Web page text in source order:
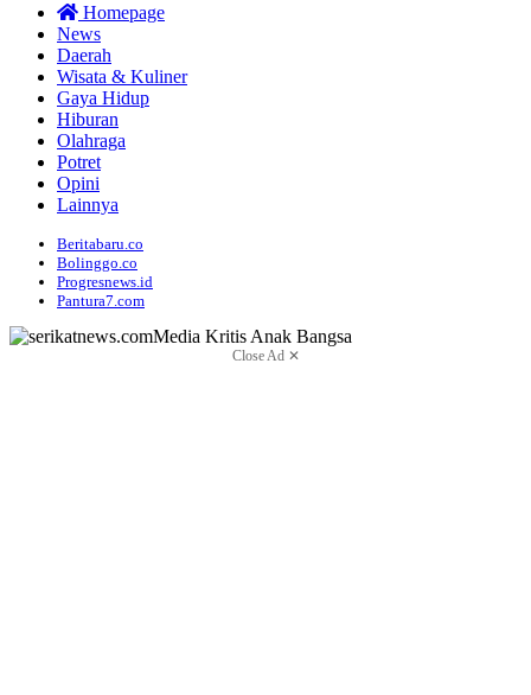
Homepage
News
Daerah
Wisata & Kuliner
Gaya Hidup
Hiburan
Olahraga
Potret
Opini
Lainnya
Beritabaru.co
Bolinggo.co
Progresnews.id
Pantura7.com
Close Ad ✕